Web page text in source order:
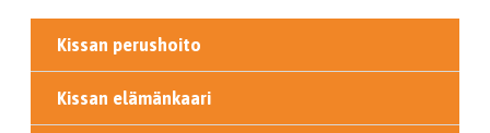
Kissan perushoito
Kissan elämänkaari